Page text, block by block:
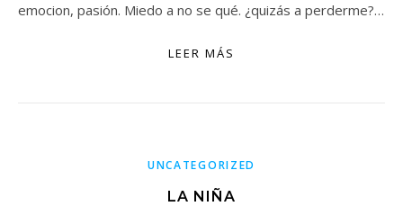
emocion, pasión. Miedo a no se qué. ¿quizás a perderme?…
LEER MÁS
UNCATEGORIZED
LA NIÑA